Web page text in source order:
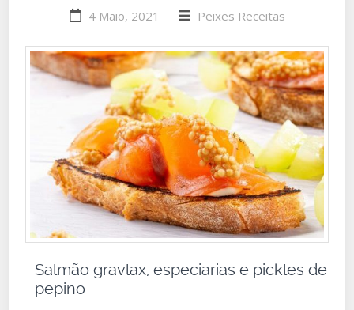
4 Maio, 2021 Peixes Receitas
Salmão gravlax, especiarias e pickles de
pepino